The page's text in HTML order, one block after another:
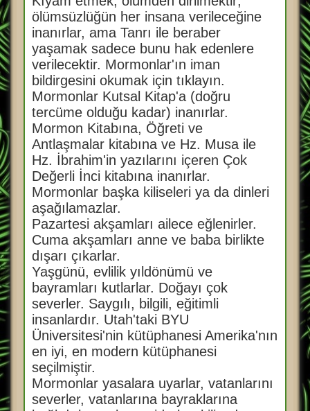
ölümsüzlüğün her insana verileceğine
inanırlar, ama Tanrı ile beraber
yaşamak sadece bunu hak edenlere
verilecektir. Mormonlar'ın iman
bildirgesini okumak için tıklayın.
Mormonlar Kutsal Kitap'a (doğru
tercüme olduğu kadar) inanırlar.
Mormon Kitabına, Öğreti ve
Antlaşmalar kitabına ve Hz. Musa ile
Hz. İbrahim'in yazılarını içeren Çok
Değerli İnci kitabına inanırlar.
Mormonlar başka kiliseleri ya da dinleri
aşağılamazlar.
Pazartesi akşamları ailece eğlenirler.
Cuma akşamları anne ve baba birlikte
dışarı çıkarlar.
Yaşgünü, evlilik yıldönümü ve
bayramları kutlarlar. Doğayı çok
severler. Saygılı, bilgili, eğitimli
insanlardır. Utah'taki BYU
Üniversitesi'nin kütüphanesi Amerika'nın
en iyi, en modern kütüphanesi
seçilmiştir.
Mormonlar yasalara uyarlar, vatanlarını
severler, vatanlarına bayraklarına